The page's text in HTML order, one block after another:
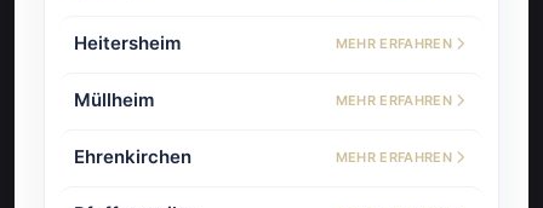
Heitersheim MEHR ERFAHREN
Müllheim MEHR ERFAHREN
Ehrenkirchen MEHR ERFAHREN